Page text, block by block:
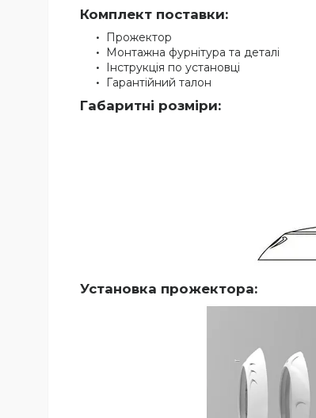
Комплект поставки:
Прожектор
Монтажна фурнітура та деталі
Інструкція по установці
Гарантійний талон
Габаритні розміри:
Установка прожектора: